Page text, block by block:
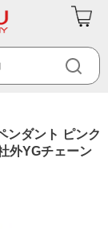
ンダント ピンク
外YGチェーン